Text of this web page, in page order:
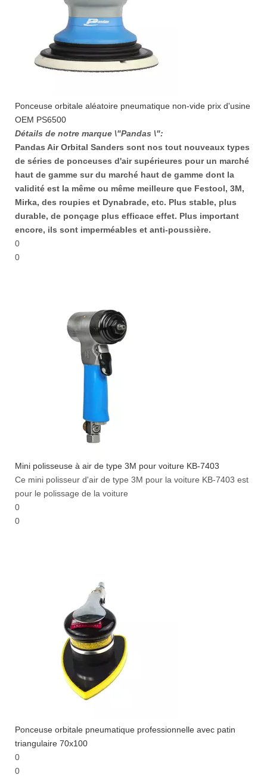
Ponceuse orbitale aléatoire pneumatique non-vide prix d'usine
OEM PS6500
Détails de notre marque \"Pandas \":
Pandas Air Orbital Sanders sont nos tout nouveaux types
de séries de ponceuses d'air supérieures pour un marché
haut de gamme sur du marché haut de gamme dont la
validité est la même ou même meilleure que Festool, 3M,
Mirka, des roupies et Dynabrade, etc. Plus stable, plus
durable, de ponçage plus efficace effet. Plus important
encore, ils sont imperméables et anti-poussière.
0
0
Mini polisseuse à air de type 3M pour voiture KB-7403
Ce mini polisseur d'air de type 3M pour la voiture KB-7403 est
pour le polissage de la voiture
0
0
Ponceuse orbitale pneumatique professionnelle avec patin
triangulaire 70x100
0
0